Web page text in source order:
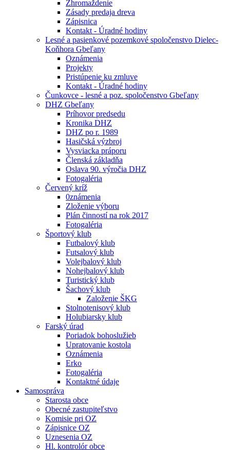
Zhromaždenie
Zásady predaja dreva
Zápisnica
Kontakt - Úradné hodiny
Lesné a pasienkové pozemkové spoločenstvo Dielec-
Koňhora Gbeľany
Oznámenia
Projekty
Pristúpenie ku zmluve
Kontakt - Úradné hodiny
Čunkovce - lesné a poz. spoločenstvo Gbeľany
DHZ Gbeľany
Príhovor predsedu
Kronika DHZ
DHZ po r. 1989
Hasičská výzbroj
Vysviacka práporu
Členská základňa
Oslava 90. výročia DHZ
Fotogaléria
Červený kríž
0známenia
Zloženie výboru
Plán činností na rok 2017
Fotogaléria
Športový klub
Futbalový klub
Futsalový klub
Volejbalový klub
Nohejbalový klub
Turistický klub
Šachový klub
Založenie ŠKG
Stolnotenisový klub
Holubiarsky klub
Farský úrad
Poriadok bohoslužieb
Upratovanie kostola
Oznámenia
Erko
Fotogaléria
Kontaktné údaje
Samospráva
Starosta obce
Obecné zastupiteľstvo
Komisie pri OZ
Zápisnice OZ
Uznesenia OZ
Hl. kontrolór obce